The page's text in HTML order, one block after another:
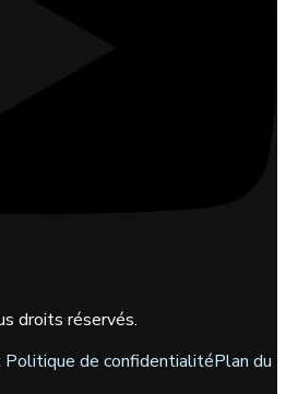
droits réservés.
de confidentialitéPlan du